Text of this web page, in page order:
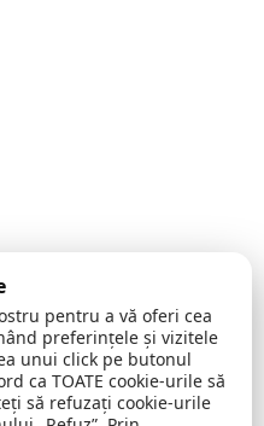
pentru a vă oferi cea
preferințele și vizitele
unui click pe butonul
ca TOATE cookie-urile să
să refuzați cookie-urile